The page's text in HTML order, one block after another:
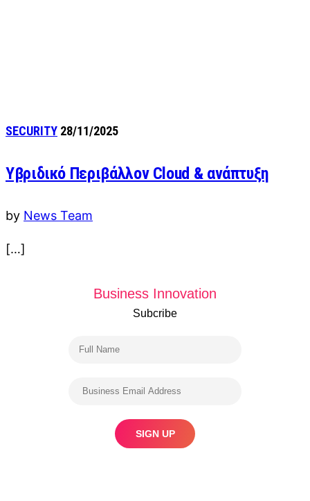
SECURITY 28/11/2025
Υβριδικό Περιβάλλον Cloud & ανάπτυξη
by News Team
[…]
Business Innovation
Subcribe